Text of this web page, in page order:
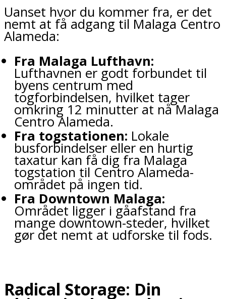
Uanset hvor du kommer fra, er det
nemt at få adgang til Malaga Centro
Alameda:
Fra Malaga Lufthavn:
Lufthavnen er godt forbundet til
byens centrum med
togforbindelsen, hvilket tager
omkring 12 minutter at nå Malaga
Centro Alameda.
Fra togstationen: Lokale
busforbindelser eller en hurtig
taxatur kan få dig fra Malaga
togstation til Centro Alameda-
området på ingen tid.
Fra Downtown Malaga:
Området ligger i gåafstand fra
mange downtown-steder, hvilket
gør det nemt at udforske til fods.
Radical Storage: Din